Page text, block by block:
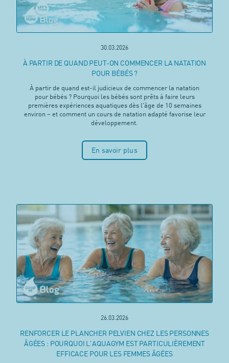
30.03.2026
À PARTIR DE QUAND PEUT-ON COMMENCER LA NATATION
POUR BÉBÉS ?
À partir de quand est-il judicieux de commencer la natation
pour bébés ? Pourquoi les bébés sont prêts à faire leurs
premières expériences aquatiques dès l'âge de 10 semaines
environ – et comment un cours de natation adapté favorise leur
développement.
En savoir plus
26.03.2026
RENFORCER LE PLANCHER PELVIEN CHEZ LES PERSONNES
ÂGÉES : POURQUOI L'AQUAGYM EST PARTICULIÈREMENT
EFFICACE POUR LES FEMMES ÂGÉES